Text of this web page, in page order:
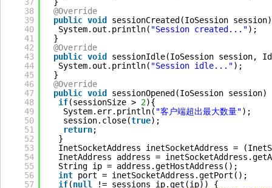
38
39
40
41
42
43
44
45
46
47
48
49
50
51
52
53
54
55
56
57
@Override
public void
sessionCreated(IoSession
System.out.println( "Session created...");
}
@Override
public void
sessionIdle(IoSession session,
System.out.println( "Session idle...");
}
@Override
public void
sessionOpened(IoSession session)
if(sessionSize > 2){
System.err.println( "客户端超出最大数量");
session.close(true);
return;
}
InetSocketAddress inetSocketAddress =
InetAddress address =
String ip = address.getHostAddress();
int port = inetSocketAddress.getPort();
if(null
!= sessions_ip.get(ip)) {